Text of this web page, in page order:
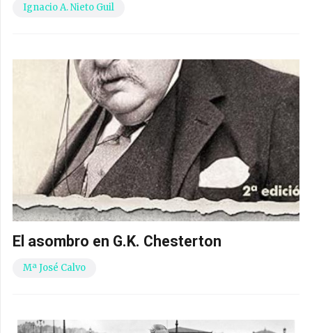
Ignacio A. Nieto Guil
El asombro en G.K. Chesterton
Mª José Calvo